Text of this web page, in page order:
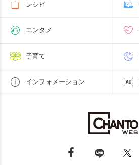
レシピ
エンタメ
子育て
インフォメーション